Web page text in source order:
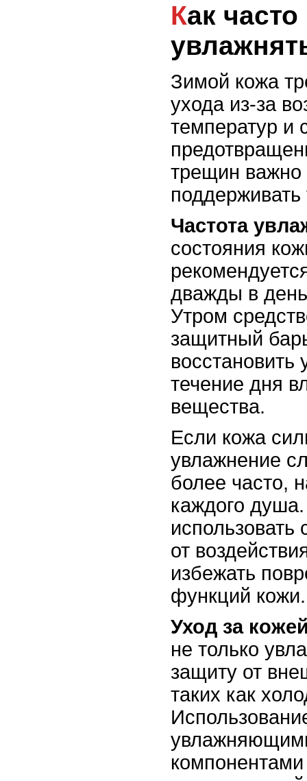
Как часто нужно
Зимой кожа
ухода из-за
температур и
трещин важно
Частота
состояния
дважды в
Утром
защитный
восстановить
течение дня
вещества.
Если кожа
увлажнение
более часто,
каждого
использовать
от
избежать
функций кожи.
Уход за
не только
защиту от
таких как